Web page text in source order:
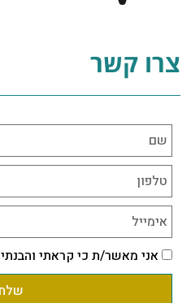
צרו קשר
אני מאשר/ת כי קראתי